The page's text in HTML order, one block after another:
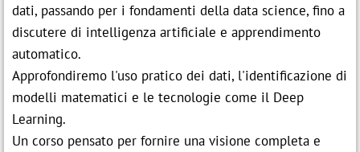
dati, passando per i fondamenti della data science, fino a
discutere di intelligenza artificiale e apprendimento
automatico.
Approfondiremo l'uso pratico dei dati, l'identificazione di
modelli matematici e le tecnologie come il Deep
Learning.
Un corso pensato per fornire una visione completa e